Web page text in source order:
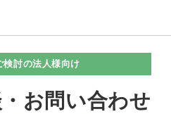
検討の法人様向け
お問い合わせ